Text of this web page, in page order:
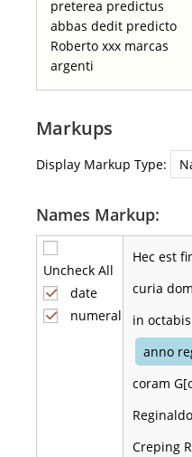
preterea predictus
abbas dedit predicto
Roberto xxx marcas
argenti
Markups
Display Markup Type:
Names Markup:
Uncheck All
date
numeral
Hec est
curia
in
anno
coram
Creping